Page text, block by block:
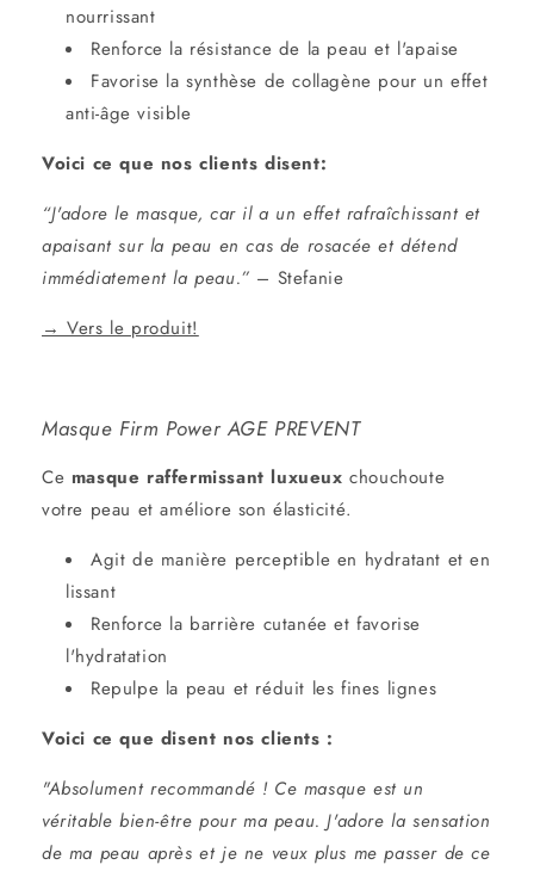
nourrissant
Renforce la résistance de la peau et l'apaise
Favorise la synthèse de collagène pour un effet
anti-âge visible
Voici ce que nos clients disent:
“J'adore le masque, car il a un effet rafraîchissant et
apaisant sur la peau en cas de rosacée et détend
immédiatement la peau.” – Stefanie
→ Vers le produit!
Masque Firm Power AGE PREVENT
Ce masque raffermissant luxueux chouchoute
votre peau et améliore son élasticité.
Agit de manière perceptible en hydratant et en
lissant
Renforce la barrière cutanée et favorise
l'hydratation
Repulpe la peau et réduit les fines lignes
Voici ce que disent nos clients :
"Absolument recommandé ! Ce masque est un
véritable bien-être pour ma peau. J'adore la sensation
de ma peau après et je ne veux plus me passer de ce